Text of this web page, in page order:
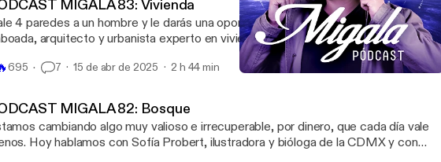
MIGALA 83: Vivienda
4 paredes a un hombre y le darás una oportunidad. Hoy nos acompaña Federico
arquitecto y urbanista experto en vivienda.
695 7 15 de abr de 2025 2 h 44 min
MIGALA 82: Bosque
cambiando algo muy valioso e irrecuperable, por dinero, que cada día vale
Hoy hablamos con Sofía Probert, ilustradora y bióloga de la CDMX y con